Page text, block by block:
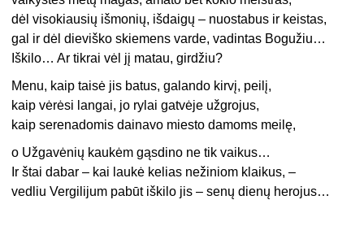
dėl visokiausių išmonių, išdaigų – nuostabus ir keistas,
gal ir dėl dieviško skiemens varde, vadintas Bogužiu…
Iškilo… Ar tikrai vėl jį matau, girdžiu?
Menu, kaip taisė jis batus, galando kirvį, peilį,
kaip vėrėsi langai, jo rylai gatvėje užgrojus,
kaip serenadomis dainavo miesto damoms meilę,
o Užgavėnių kaukėm gąsdino ne tik vaikus…
Ir štai dabar – kai laukė kelias nežiniom klaikus, –
vedliu Vergilijum pabūt iškilo jis – senų dienų herojus…